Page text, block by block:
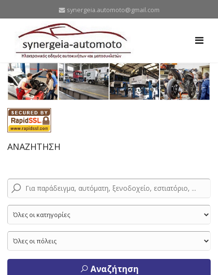
synergeia.automoto@gmail.com
ΑΝΑΖΗΤΗΣΗ
Αναζήτηση